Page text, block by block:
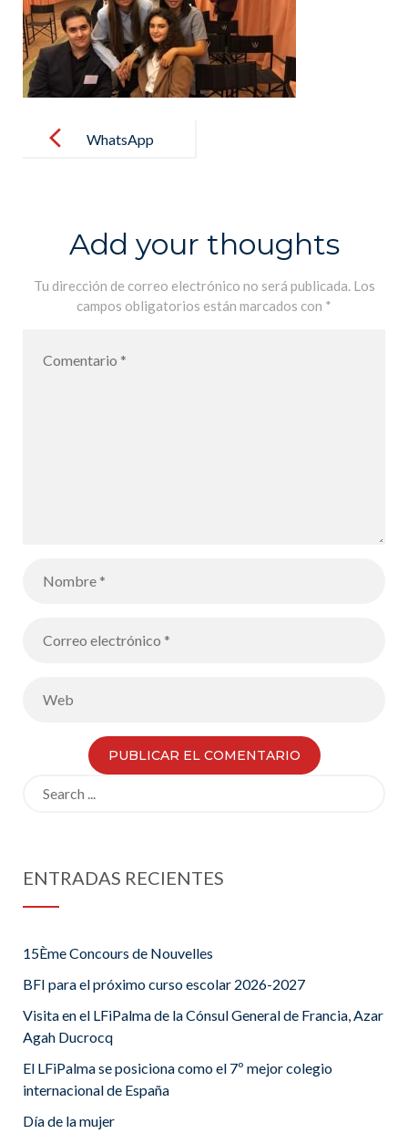
navigationWhatsApp
Add your thoughts
Tu dirección de correo electrónico no será publicada. Los
campos obligatorios están marcados con *
ENTRADAS RECIENTES
15Ème Concours de Nouvelles
BFI para el próximo curso escolar 2026-2027
Visita en el LFiPalma de la Cónsul General de Francia, Azar
Agah Ducrocq
El LFiPalma se posiciona como el 7º mejor colegio
internacional de España
Día de la mujer